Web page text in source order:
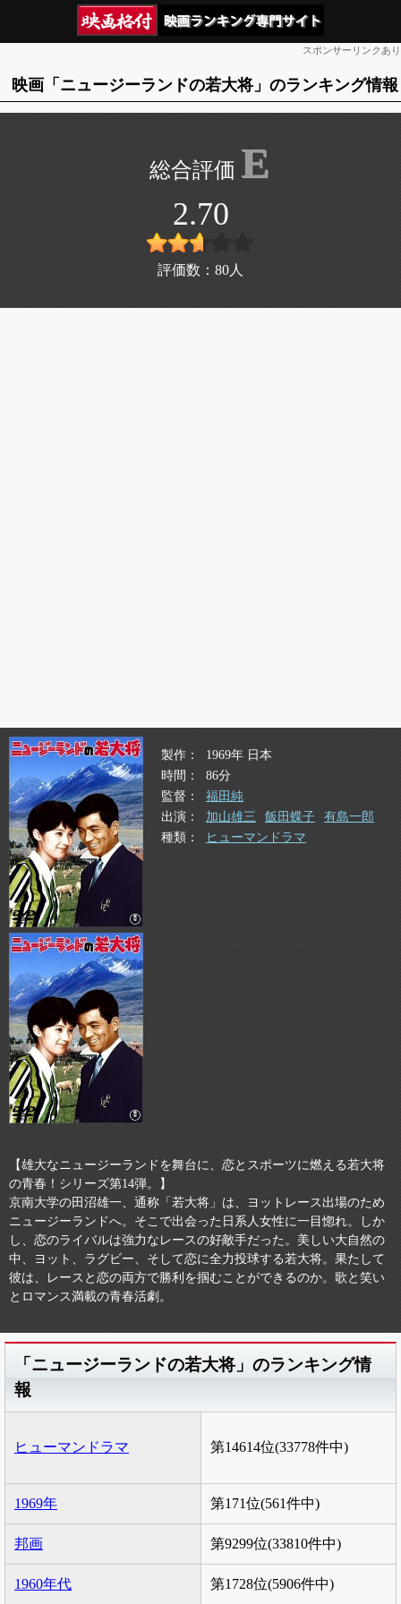
スポンサーリンクあり
映画「ニュージーランドの若大将」のランキング情報
E
2.70
評価数： 80 人
製作
1969年 日本
時間
86分
監督
福田純
出演
加山雄三 飯田蝶子
有島一郎
種類
ヒューマンドラマ
【雄大なニュージーランドを舞台に、恋とスポーツに燃える若大将
の青春！シリーズ第14弾。】
京南大学の田沼雄一、通称「若大将」は、ヨットレース出場のため
ニュージーランドへ。そこで出会った日系人女性に一目惚れ。しか
し、恋のライバルは強力なレースの好敵手だった。美しい大自然の
中、ヨット、ラグビー、そして恋に全力投球する若大将。果たして
彼は、レースと恋の両方で勝利を掴むことができるのか。歌と笑い
とロマンス満載の青春活劇。
「ニュージーランドの若大将」のランキング情
報
ヒューマンドラマ 第14614位(33778件中)
1969年 第171位(561件中)
邦画 第9299位(33810件中)
1960年代 第1728位(5906件中)